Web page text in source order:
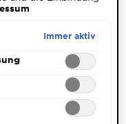
Hafermilch und
Haar mit
sind sehr
und schützenden
Cookies
("Auswahl
unter dem Link
werden. Für weitere
Immer aktiv